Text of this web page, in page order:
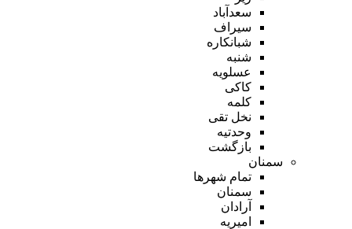
سعدآباد
سیراف
شبانکاره
شنبه
عسلویه
کاکی
کلمه
نخل تقی
وحدتیه
بازگشت
سمنان
تمام شهر‌ها
سمنان
آرادان
امیریه